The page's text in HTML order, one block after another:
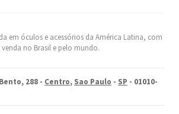
em óculos e acessórios da América Latina, com
no Brasil e pelo mundo.
288 - Centro, Sao Paulo - SP - 01010-